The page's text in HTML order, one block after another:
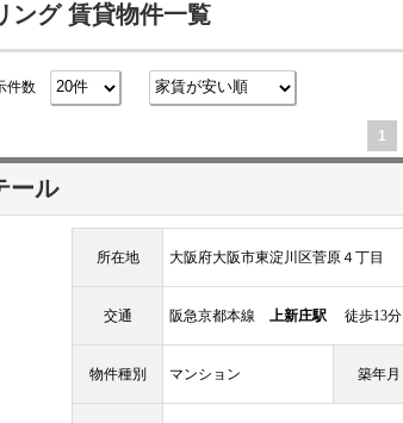
ング 賃貸物件一覧
件数
1
ール
所在地 大阪府大阪市東淀川区菅原４丁目
交通 阪急京都本線 上新庄駅 徒歩13分
物件種別 マンション 築年月